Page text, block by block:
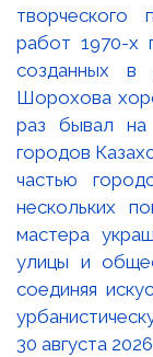
творческого
работ 1970-х
созданных в
Шорохова
раз бывал на
городов
частью
нескольких
мастера
улицы и
соединяя
30 августа